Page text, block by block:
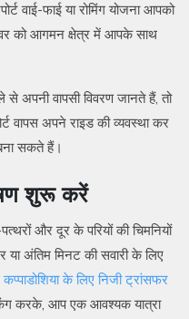
वाई-फाई या रोमिंग योजना आपको
को आगमन क्षेत्र में आपके साथ
अपनी वापसी विवरण जानते हैं, तो
वापस अपने राइड की व्यवस्था कर
सकते हैं।
शुरू करें
और दूर के परियों की चिमनियों
अंतिम मिनट की सवारी के लिए
के लिए निजी ट्रांसफर
करके, आप एक आवश्यक यात्रा